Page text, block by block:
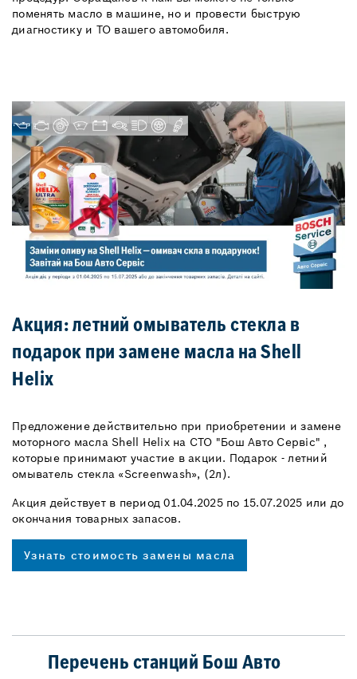
поменять масло в машине, но и провести быструю
диагностику и ТО вашего автомобиля.
Акция: летний омыватель стекла в
подарок при замене масла на Shell
Helix
Предложение действительно при приобретении и замене
моторного масла Shell Helix на СТО "Бош Авто Сервіс" ,
которые принимают участие в акции. Подарок - летний
омыватель стекла «Screenwash», (2л).
Акция действует в период 01.04.2025 по 15.07.2025 или до
окончания товарных запасов.
Узнать стоимость замены масла
Перечень станций Бош Авто